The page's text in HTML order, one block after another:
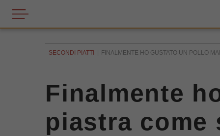
SECONDI PIATTI FINALMENTE HO GUSTATO UN POLLO
Finalmente
piastra come